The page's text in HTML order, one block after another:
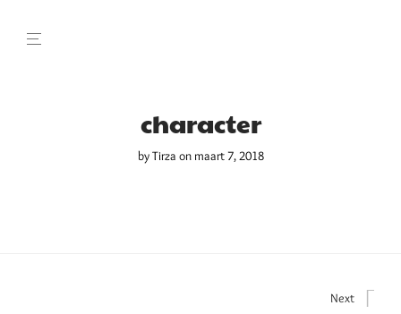
character
byTirza on maart 7, 2018
Next